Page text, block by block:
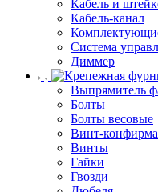
Кабель и
Кабель-канал
Система
Диммер
Выпрямитель
Болты
Болты весовые
Винт-
Винты
Гайки
Гвозди